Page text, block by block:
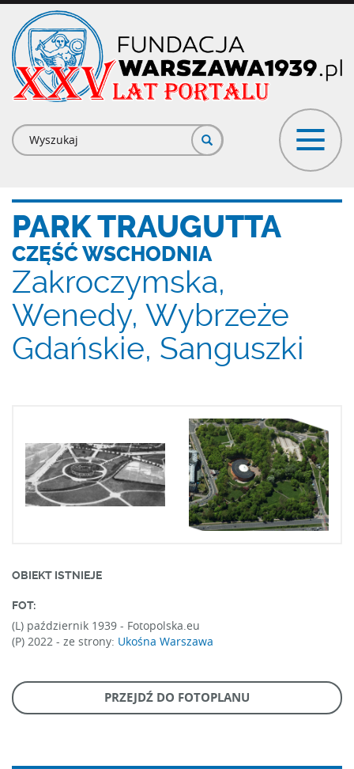
Przejdź
treści
Formularz
wyszukiwania
PARK TRAUGUTTA
CZĘŚĆ WSCHODNIA
Zakroczymska,
Wenedy, Wybrzeże
Gdańskie, Sanguszki
OBIEKT ISTNIEJE
FOT:
(L) październik 1939 - Fotopolska.eu
(P) 2022 - ze strony: Ukośna Warszawa
PRZEJDŹ DO FOTOPLANU